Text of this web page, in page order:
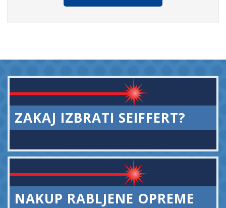
ZAKAJ IZBRATI SEIFFERT?
NAKUP RABLJENE OPREME